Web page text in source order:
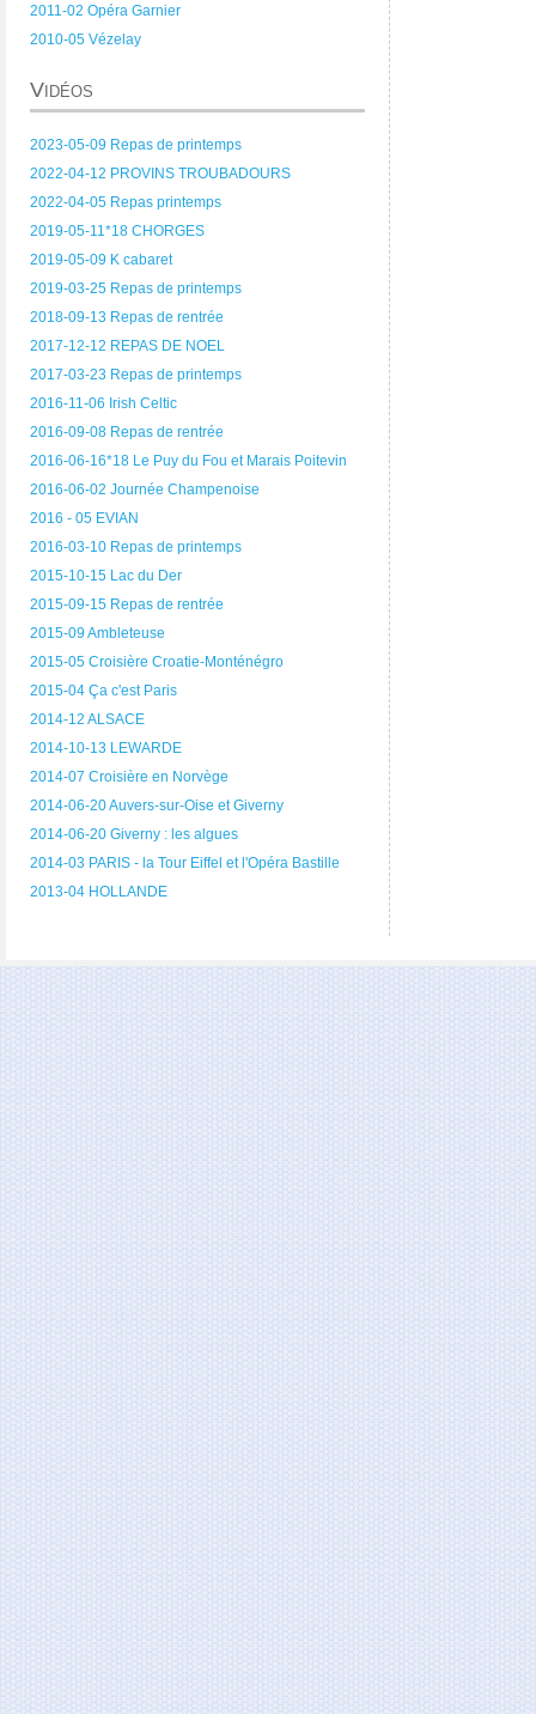
2011-02 Opéra Garnier
2010-05 Vézelay
Vidéos
2023-05-09 Repas de printemps
2022-04-12 PROVINS TROUBADOURS
2022-04-05 Repas printemps
2019-05-11*18 CHORGES
2019-05-09 K cabaret
2019-03-25 Repas de printemps
2018-09-13 Repas de rentrée
2017-12-12 REPAS DE NOEL
2017-03-23 Repas de printemps
2016-11-06 Irish Celtic
2016-09-08 Repas de rentrée
2016-06-16*18 Le Puy du Fou et Marais Poitevin
2016-06-02 Journée Champenoise
2016 - 05 EVIAN
2016-03-10 Repas de printemps
2015-10-15 Lac du Der
2015-09-15 Repas de rentrée
2015-09 Ambleteuse
2015-05 Croisière Croatie-Monténégro
2015-04 Ça c'est Paris
2014-12 ALSACE
2014-10-13 LEWARDE
2014-07 Croisière en Norvège
2014-06-20 Auvers-sur-Oise et Giverny
2014-06-20 Giverny : les algues
2014-03 PARIS - la Tour Eiffel et l'Opéra Bastille
2013-04 HOLLANDE